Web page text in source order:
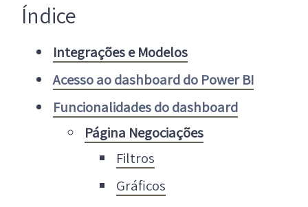
Índice
Integrações e Modelos
Acesso ao dashboard do Power BI
Funcionalidades do dashboard
Página Negociações
Filtros
Gráficos